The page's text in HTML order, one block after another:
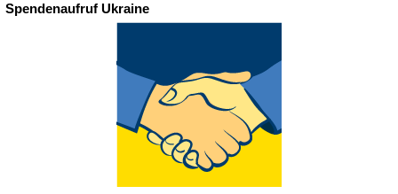
Spendenaufruf Ukraine